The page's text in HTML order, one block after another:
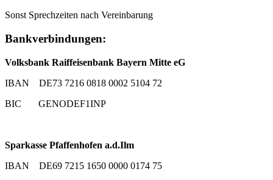
Sonst Sprechzeiten nach Vereinbarung
Bankverbindungen:
Volksbank Raiffeisenbank Bayern Mitte eG
IBAN DE73 7216 0818 0002 5104 72
BIC GENODEF1INP
Sparkasse Pfaffenhofen a.d.Ilm
IBAN DE69 7215 1650 0000 0174 75